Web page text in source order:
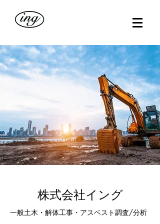
株式会社イング
一般土木・解体工事・アスベスト調査/分析